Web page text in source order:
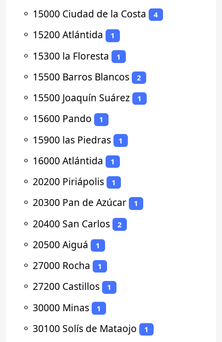
⚬ 15000 Ciudad de la Costa 4
⚬ 15200 Atlántida 1
⚬ 15300 la Floresta 1
⚬ 15500 Barros Blancos 2
⚬ 15500 Joaquín Suárez 1
⚬ 15600 Pando 1
⚬ 15900 las Piedras 1
⚬ 16000 Atlántida 1
⚬ 20200 Piriápolis 1
⚬ 20300 Pan de Azúcar 1
⚬ 20400 San Carlos 2
⚬ 20500 Aiguá 1
⚬ 27000 Rocha 1
⚬ 27200 Castillos 1
⚬ 30000 Minas 1
⚬ 30100 Solís de Mataojo 1